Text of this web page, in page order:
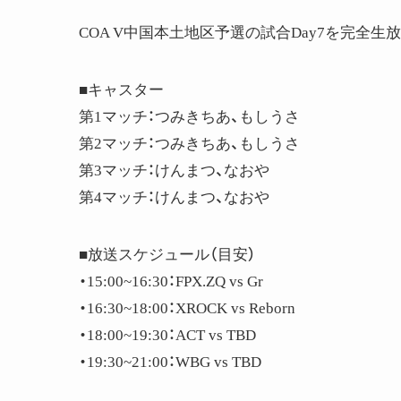
COA V中国本土地区予選の試合Day7を完全生放
■キャスター
第1マッチ：つみきちあ、もしうさ
第2マッチ：つみきちあ、もしうさ
第3マッチ：けんまつ、なおや
第4マッチ：けんまつ、なおや
■放送スケジュール（目安）
・15:00​​~16:30​​：FPX.ZQ vs Gr
・16:30​​~18:00​​：XROCK vs Reborn
・18:00​​~19:30​​：ACT vs TBD
・19:30​​~21:00：WBG vs TBD​​